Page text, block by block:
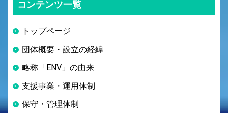
コンテンツ一覧
トップページ
団体概要・設立の経緯
略称「ENV」の由来
支援事業・運用体制
保守・管理体制